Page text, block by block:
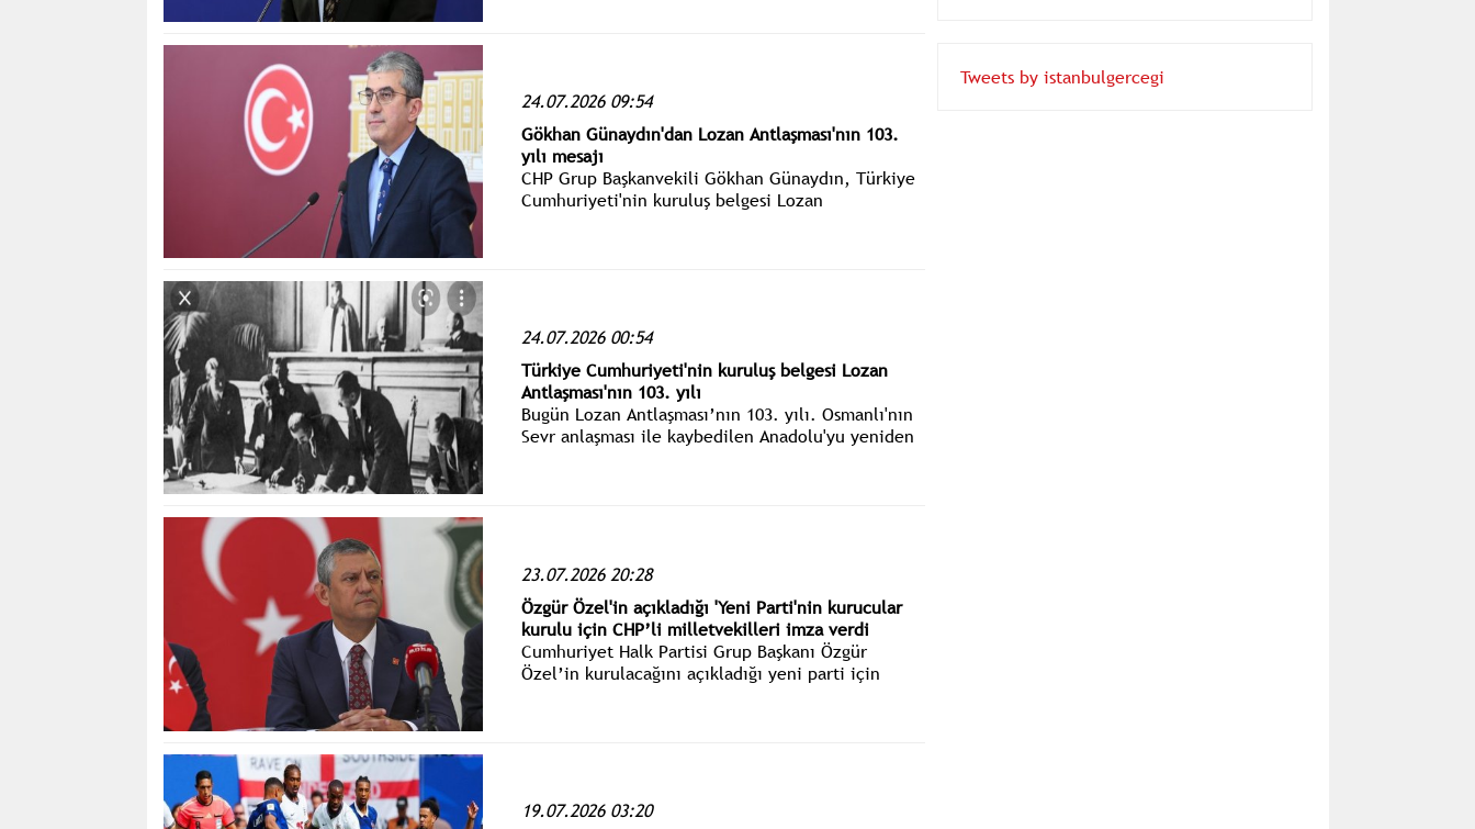
24.07.2026 09:54
Gökhan Günaydın'dan Lozan Antlaşması'nın 103.
yılı mesajı
CHP Grup Başkanvekili Gökhan Günaydın, Türkiye
Cumhuriyeti'nin kuruluş belgesi Lozan
24.07.2026 00:54
Türkiye Cumhuriyeti'nin kuruluş belgesi Lozan
Antlaşması'nın 103. yılı
Bugün Lozan Antlaşması’nın 103. yılı. Osmanlı'nın
Sevr anlaşması ile kaybedilen Anadolu'yu yeniden
23.07.2026 20:28
Özgür Özel'in açıkladığı 'Yeni Parti'nin kurucular
kurulu için CHP’li milletvekilleri imza verdi
Cumhuriyet Halk Partisi Grup Başkanı Özgür
Özel’in kurulacağını açıkladığı yeni parti için
19.07.2026 03:20
Tweets by istanbulgercegi